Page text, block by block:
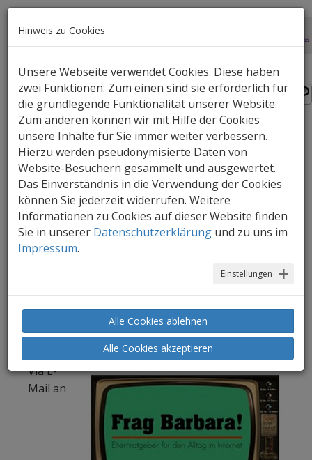
Frag Barbara! - Der Video-
Ratgeber von
Saferinternet.at
10.05.2016
Frag Barbara! ist der neue Video-
Elternratgeber von Saferinternet.at
für den Alltag mit Kindern zwischen 0
und 18 Jahren im Zeitalter des
Via E-
Mail an
Hinweis zu Cookies
Unsere Webseite verwendet Cookies. Diese haben
zwei Funktionen: Zum einen sind sie erforderlich für
die grundlegende Funktionalität unserer Website.
Zum anderen können wir mit Hilfe der Cookies
unsere Inhalte für Sie immer weiter verbessern.
Hierzu werden pseudonymisierte Daten von
Website-Besuchern gesammelt und ausgewertet.
Das Einverständnis in die Verwendung der Cookies
können Sie jederzeit widerrufen. Weitere
Informationen zu Cookies auf dieser Website finden
Sie in unserer Datenschutzerklärung und zu uns im
Impressum.
Einstellungen
Alle Cookies ablehnen
Alle Cookies akzeptieren